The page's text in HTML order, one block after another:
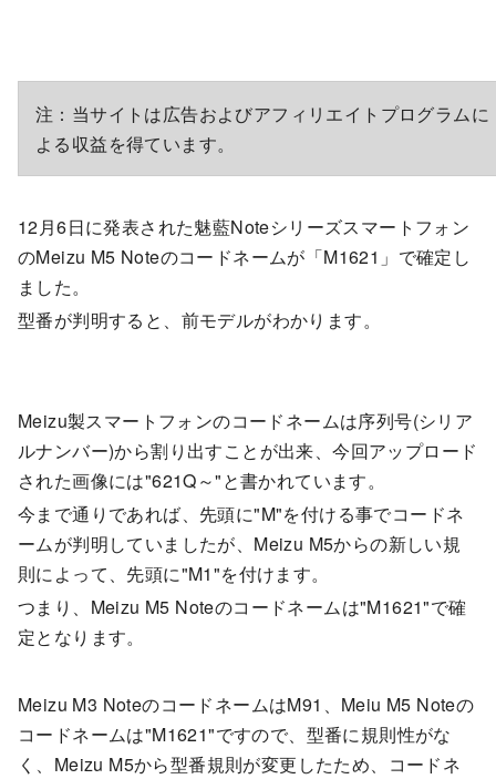
注：当サイトは広告およびアフィリエイトプログラムに
よる収益を得ています。
12月6日に発表された魅藍Noteシリーズスマートフォン
のMeizu M5 Noteのコードネームが「M1621」で確定し
ました。
型番が判明すると、前モデルがわかります。
Meizu製スマートフォンのコードネームは序列号(シリア
ルナンバー)から割り出すことが出来、今回アップロード
された画像には"621Q～"と書かれています。
今まで通りであれば、先頭に"M"を付ける事でコードネ
ームが判明していましたが、Meizu M5からの新しい規
則によって、先頭に"M1"を付けます。
つまり、Meizu M5 Noteのコードネームは"M1621"で確
定となります。
Meizu M3 NoteのコードネームはM91、Meiu M5 Noteの
コードネームは"M1621"ですので、型番に規則性がな
く、Meizu M5から型番規則が変更したため、コードネ